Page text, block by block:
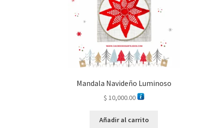
Mandala Navideño Luminoso
$ 10,000.00
Añadir al carrito